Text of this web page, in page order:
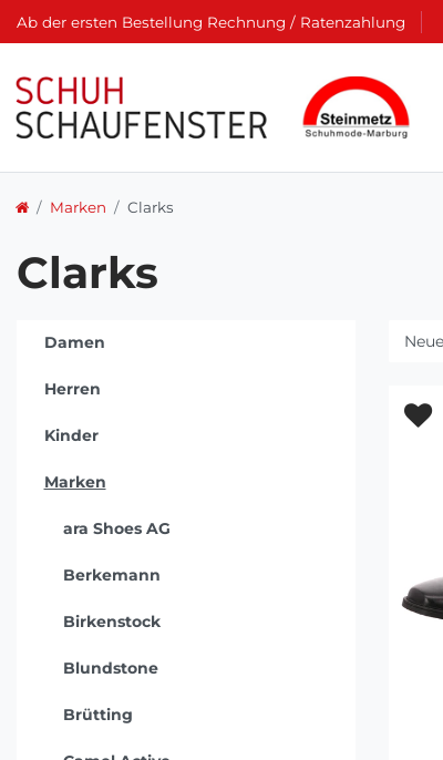
Ab der ersten Bestellung Rechnung / Ratenzahlung
Marken Clarks
Clarks
Damen
Herren
Kinder
Marken
ara Shoes AG
Berkemann
Birkenstock
Blundstone
Brütting